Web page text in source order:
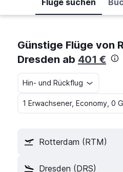
Flüge suchen
Günstige Flüge von
Dresden ab 401 €
Hin- und Rückflug
1 Erwachsener, Economy, 0
Rotterdam (RTM)
Dresden (DRS)